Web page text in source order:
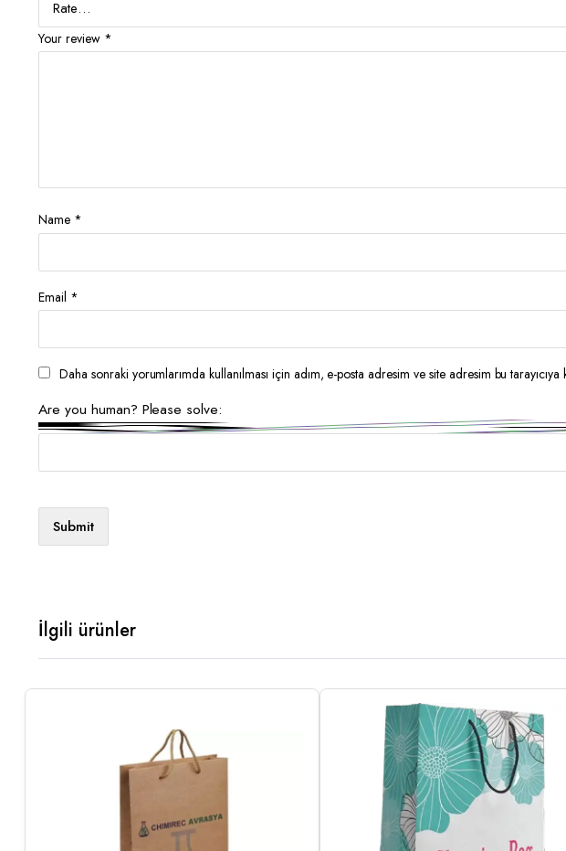
Your review *
Name *
Email *
Daha sonraki yorumlarımda kullanılması için adım, e-posta adresim ve site adresim bu tarayıcıya
Are you human? Please solve:
İlgili ürünler